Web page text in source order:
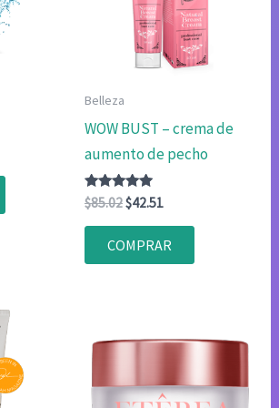
Belleza
WOW BUST – crema de
aumento de pecho
Valorado
con
4.80
$85.02El
original
era:
$42.51El
actual
es:
COMPRAR